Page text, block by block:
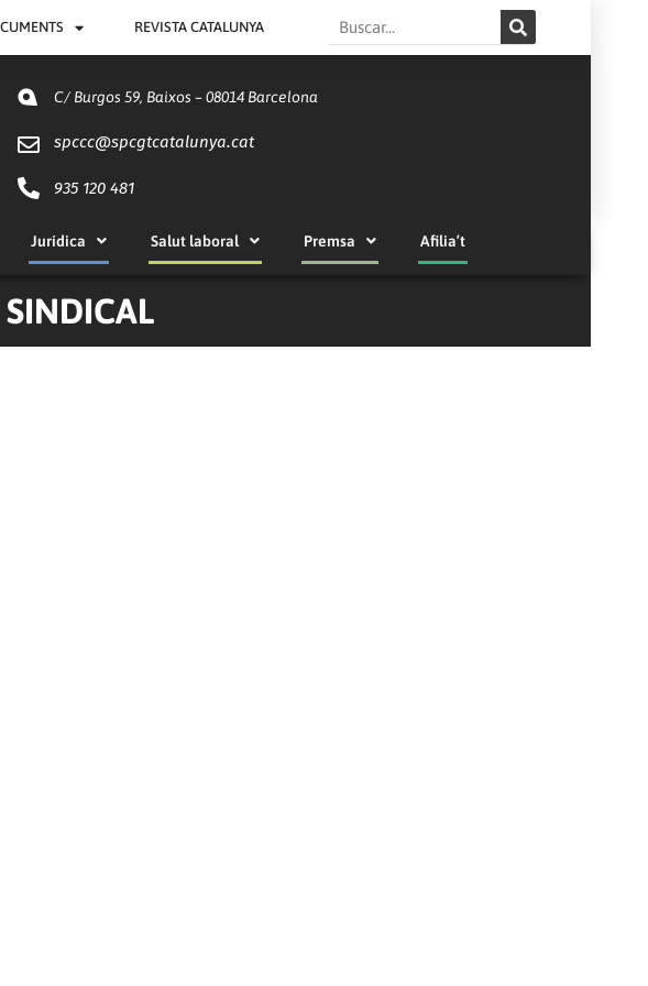
REVISTA CATALUNYA Search
C/ Burgos 59, Baixos – 08014 Barcelona
spccc@spcgtcatalunya.cat
935 120 481
Jurídica Salut laboral Premsa Afilia’t
SINDICAL